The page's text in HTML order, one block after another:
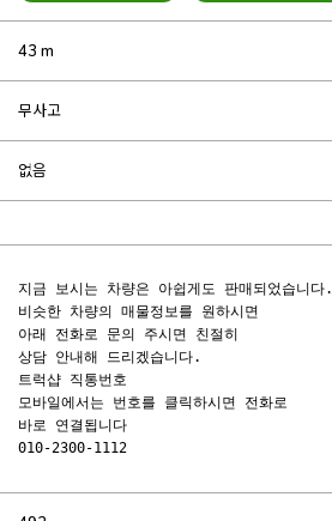
43 m
무사고
없음
지금 보시는 차량은 아쉽게도 판매되었습니다.
비슷한 차량의 매물정보를 원하시면
아래 전화로 문의 주시면 친절히
상담 안내해 드리겠습니다.
트럭샵 직통번호
모바일에서는 번호를 클릭하시면 전화로
바로 연결됩니다
010-2300-1112